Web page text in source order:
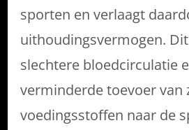
sporten en verlaagt
uithoudingsvermogen.
slechtere bloedcirculatie
verminderde toevoer van
voedingsstoffen naar de